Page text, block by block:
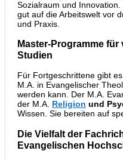
Sozialraum und
gut auf die Arbeitswelt vor
und Praxis.
Master-Programme
Studien
Für Fortgeschrittene gibt es
M.A. in Evangelischer
werden kann. Der M.A.
der M.A. Religion und
Wissen. Sie bereiten auf
Die Vielfalt der
Evangelischen